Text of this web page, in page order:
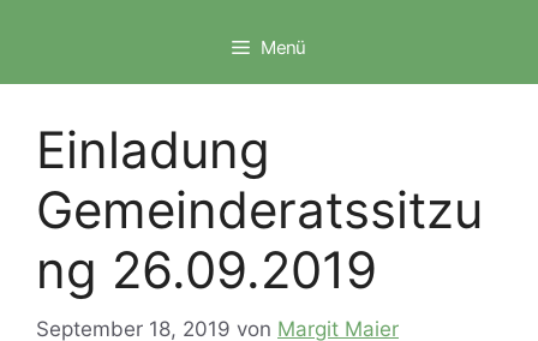
Menü
Einladung
Gemeinderatssitzu
ng 26.09.2019
September 18, 2019 von Margit Maier